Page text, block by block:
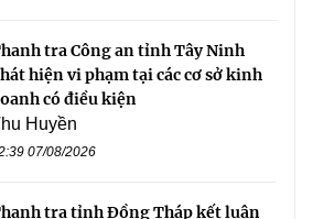
tra Công an tỉnh Tây Ninh
hiện vi phạm tại các cơ sở kinh
có điều kiện
Huyền
07/08/2026
tra tỉnh Đồng Tháp kết luận